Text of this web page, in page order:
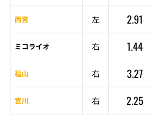
西宮 左 2.91
ミコライオ 右 1.44
福山 右 3.27
宮川 右 2.25